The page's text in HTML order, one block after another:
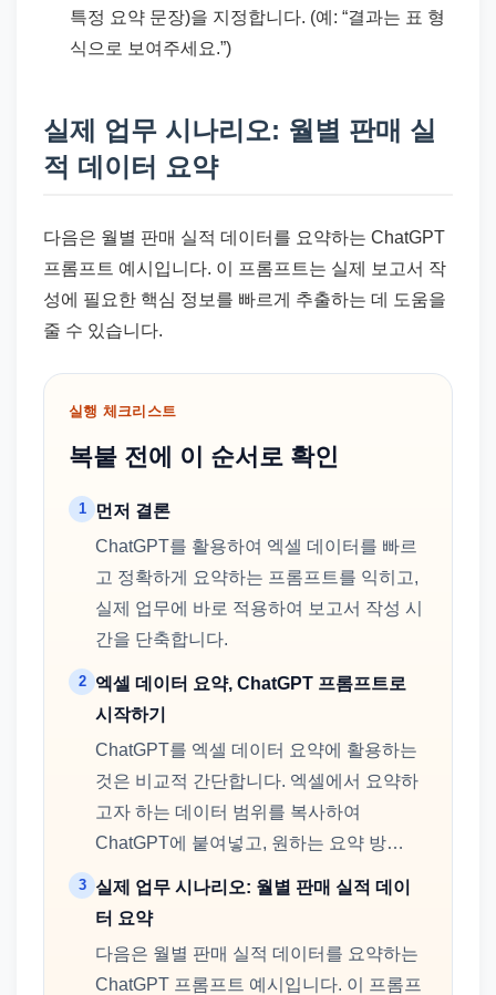
특정 요약 문장)을 지정합니다. (예: “결과는 표 형
식으로 보여주세요.”)
실제 업무 시나리오: 월별 판매 실
적 데이터 요약
다음은 월별 판매 실적 데이터를 요약하는 ChatGPT
프롬프트 예시입니다. 이 프롬프트는 실제 보고서 작
성에 필요한 핵심 정보를 빠르게 추출하는 데 도움을
줄 수 있습니다.
실행 체크리스트
복붙 전에 이 순서로 확인
1
먼저 결론
ChatGPT를 활용하여 엑셀 데이터를 빠르
고 정확하게 요약하는 프롬프트를 익히고,
실제 업무에 바로 적용하여 보고서 작성 시
간을 단축합니다.
2
엑셀 데이터 요약, ChatGPT 프롬프트로
시작하기
ChatGPT를 엑셀 데이터 요약에 활용하는
것은 비교적 간단합니다. 엑셀에서 요약하
고자 하는 데이터 범위를 복사하여
ChatGPT에 붙여넣고, 원하는 요약 방…
3
실제 업무 시나리오: 월별 판매 실적 데이
터 요약
다음은 월별 판매 실적 데이터를 요약하는
ChatGPT 프롬프트 예시입니다. 이 프롬프